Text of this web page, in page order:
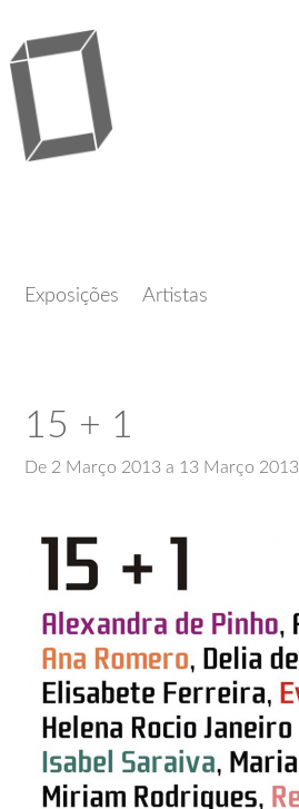
Exposições Artistas
15 + 1
De 2 Março 2013 a 13 Março 2013